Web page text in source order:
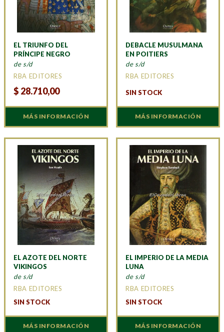
EL TRIUNFO DEL
PRÍNCIPE NEGRO
de s/d
RBA EDITORES
$ 28.710,00
MÁS INFORMACIÓN
DEBACLE MUSULMANA
EN POITIERS
de s/d
RBA EDITORES
SIN STOCK
MÁS INFORMACIÓN
EL AZOTE DEL NORTE
VIKINGOS
de s/d
RBA EDITORES
SIN STOCK
MÁS INFORMACIÓN
EL IMPERIO DE LA MEDIA
LUNA
de s/d
RBA EDITORES
SIN STOCK
MÁS INFORMACIÓN